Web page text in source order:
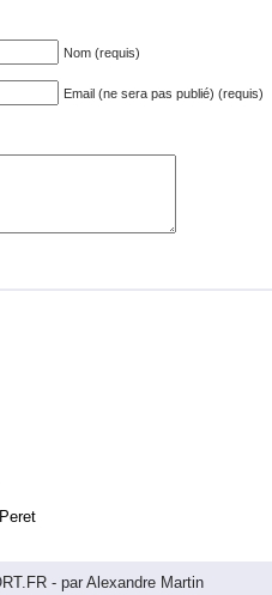
Nom (requis)
Email (ne sera pas publié) (requis)
- par Alexandre Martin